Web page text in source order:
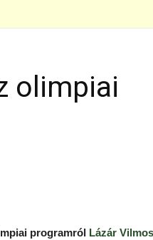
olimpiai
programról Lázár